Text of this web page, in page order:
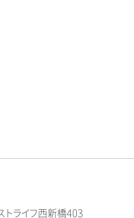
ライフ西新橋403